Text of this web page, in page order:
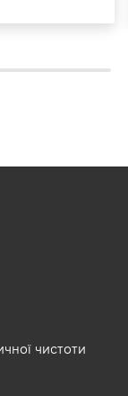
чистоти